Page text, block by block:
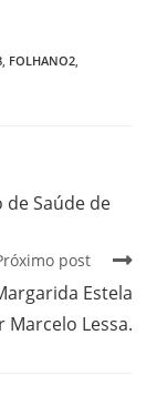
FOLHANO2
de Saúde de
post
Estela
Lessa.